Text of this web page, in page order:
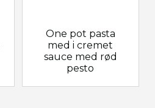
One pot pasta
med i cremet
sauce med rød
pesto